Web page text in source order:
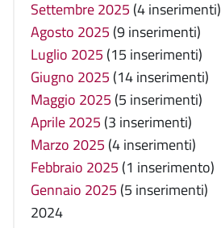
Settembre 2025 (4 inserimenti)
Agosto 2025 (9 inserimenti)
Luglio 2025 (15 inserimenti)
Giugno 2025 (14 inserimenti)
Maggio 2025 (5 inserimenti)
Aprile 2025 (3 inserimenti)
Marzo 2025 (4 inserimenti)
Febbraio 2025 (1 inserimento)
Gennaio 2025 (5 inserimenti)
2024